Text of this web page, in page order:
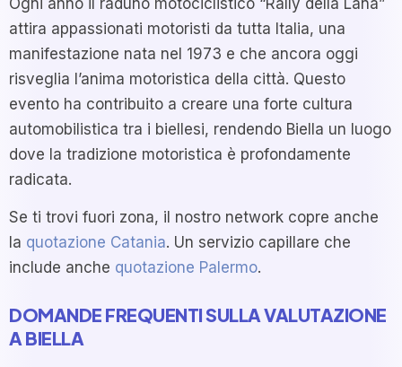
attira appassionati motoristi da tutta Italia, una
manifestazione nata nel 1973 e che ancora oggi
risveglia l’anima motoristica della città. Questo
evento ha contribuito a creare una forte cultura
automobilistica tra i biellesi, rendendo Biella un luogo
dove la tradizione motoristica è profondamente
radicata.
Se ti trovi fuori zona, il nostro network copre anche
la quotazione Catania. Un servizio capillare che
include anche quotazione Palermo.
DOMANDE FREQUENTI SULLA VALUTAZIONE
A BIELLA